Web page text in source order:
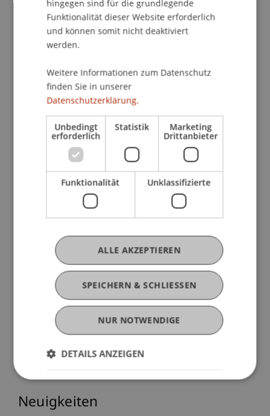
Beitrag in Sammelband (31)
Beitrag in Gesetzeskommentierung (20)
Beitrag in Konferenztagungsband (2)
Präsentation auf wissenschaftlicher
Konferenz (5)
Projektbericht (1)
Arbeitspapier (1)
Thesis (1)
Wissenschaftlicher Vortrag (72)
Neuigkeiten
hingegen sind für die grundlegende
Funktionalität dieser Website erforderlich
und können somit nicht deaktiviert
werden.
Weitere Informationen zum Datenschutz
finden Sie in unserer
Datenschutzerklärung.
Unbedingt
erforderlich
Statistik Marketing
Drittanbieter
Funktionalität Unklassifizierte
SPEICHERN & SCHLIESSEN
ALLE AKZEPTIEREN
NUR NOTWENDIGE
DETAILS ANZEIGEN